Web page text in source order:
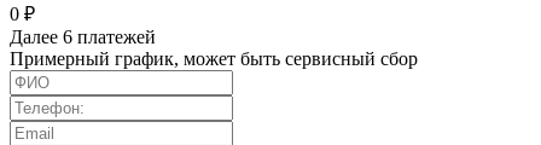
0 ₽
Далее 6 платежей
Примерный график, может быть сервисный сбор